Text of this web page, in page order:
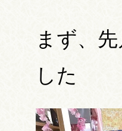
まず、
した